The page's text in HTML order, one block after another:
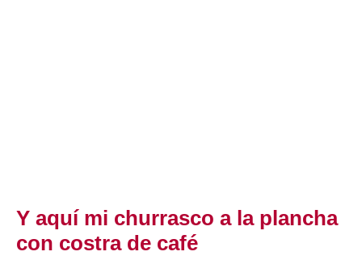
Y aquí mi churrasco a la plancha
con costra de café